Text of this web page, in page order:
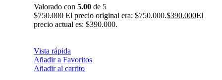
Valorado con 5.00 de 5
$750.000 El precio original era: $750.000.$390.000El
precio actual es: $390.000.
Vista rápida
Añadir a Favoritos
Añadir al carrito